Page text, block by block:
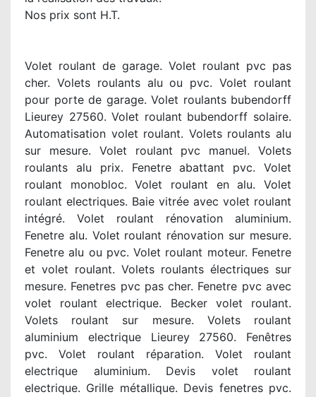
Nos prix sont H.T.
Volet roulant de garage. Volet roulant pvc pas
cher. Volets roulants alu ou pvc. Volet roulant
pour porte de garage. Volet roulants bubendorff
Lieurey 27560. Volet roulant bubendorff solaire.
Automatisation volet roulant. Volets roulants alu
sur mesure. Volet roulant pvc manuel. Volets
roulants alu prix. Fenetre abattant pvc. Volet
roulant monobloc. Volet roulant en alu. Volet
roulant electriques. Baie vitrée avec volet roulant
intégré. Volet roulant rénovation aluminium.
Fenetre alu. Volet roulant rénovation sur mesure.
Fenetre alu ou pvc. Volet roulant moteur. Fenetre
et volet roulant. Volets roulants électriques sur
mesure. Fenetres pvc pas cher. Fenetre pvc avec
volet roulant electrique. Becker volet roulant.
Volets roulant sur mesure. Volets roulant
aluminium electrique Lieurey 27560. Fenêtres
pvc. Volet roulant réparation. Volet roulant
electrique aluminium. Devis volet roulant
electrique. Grille métallique. Devis fenetres pvc.